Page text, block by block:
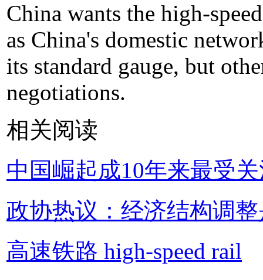
China wants the high-
as China's domestic
its standard gauge, but
negotiations.
相关阅读
中国崛起成10年来最受
政协热议：经济结构调
高速铁路 high-speed rail